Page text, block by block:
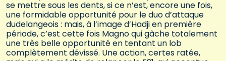
se mettre sous les dents, si ce n’est, encore une fois,
une formidable opportunité pour le duo d’attaque
dudelangeois : mais, à l’image d’Hadji en première
période, c’est cette fois Magno qui gâche totalement
une très belle opportunité en tentant un lob
complètement dévissé. Une action, certes ratée,